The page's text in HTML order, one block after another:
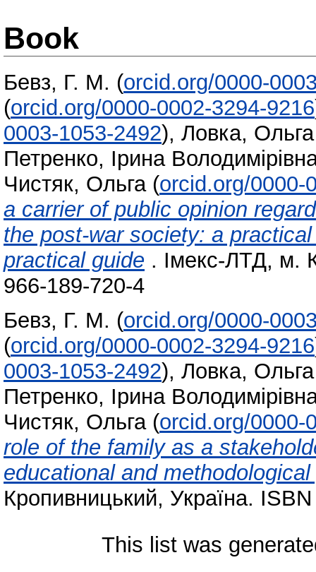
Book
Бевз, Г. М. (orcid.org/0000-
(orcid.org/0000-0002-3294-9216
0003-1053-2492), Ловка, Ольга
Петренко, Ірина
Чистяк, Ольга (orcid.org/0000-
a carrier of public opinion
the post-war society: a
practical guide . Імекс-ЛТД, м.
966-189-720-4
Бевз, Г. М. (orcid.org/0000-
(orcid.org/0000-0002-3294-9216
0003-1053-2492), Ловка, Ольга
Петренко, Ірина
Чистяк, Ольга (orcid.org/0000-
role of the family as a
educational and
Кропивницький, Україна.
This list was